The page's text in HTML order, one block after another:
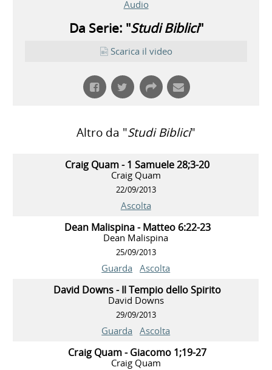
Audio
Da Serie: "Studi Biblici"
Scarica il video
Altro da "Studi Biblici"
Craig Quam - 1 Samuele 28;3-20
Craig Quam
22/09/2013
Ascolta
Dean Malispina - Matteo 6:22-23
Dean Malispina
25/09/2013
Guarda Ascolta
David Downs - Il Tempio dello Spirito
David Downs
29/09/2013
Guarda Ascolta
Craig Quam - Giacomo 1;19-27
Craig Quam